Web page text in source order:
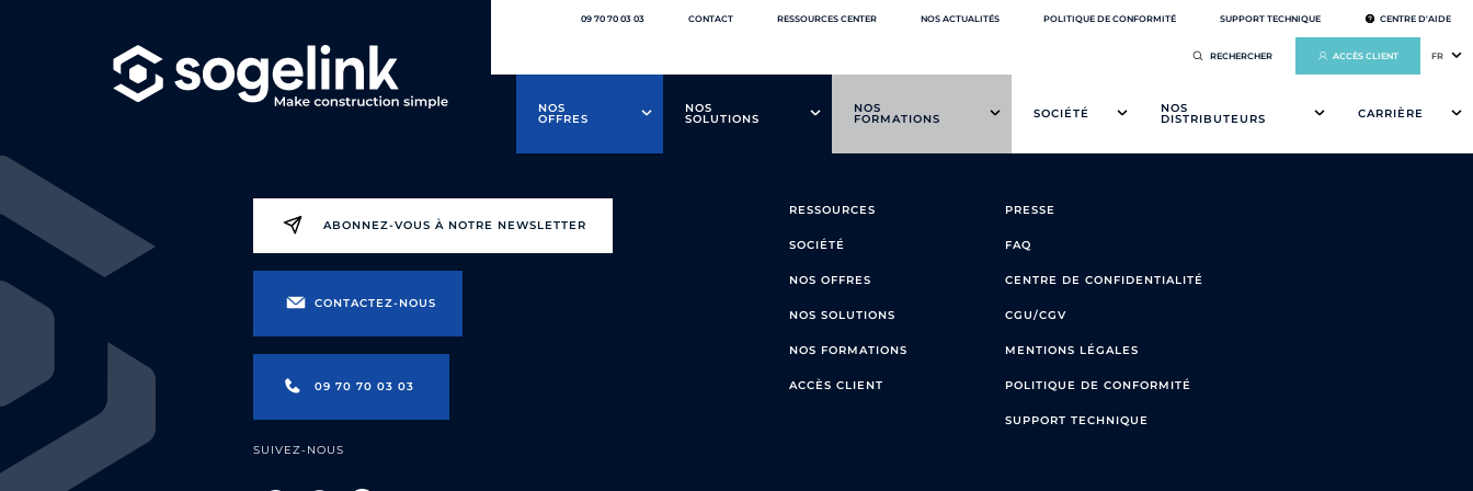
09 70 70 03 03 CONTACT RESSOURCES CENTER NOS ACTUALITÉS POLITIQUE DE CONFORMITÉ SUPPORT TECHNIQUE CENTRE D'AIDE
ACCÈS CLIENT FR
NOS
OFFRES
NOS
SOLUTIONS
NOS
FORMATIONS SOCIÉTÉ NOS
DISTRIBUTEURS CARRIÈRE
ABONNEZ-VOUS À NOTRE NEWSLETTER
CONTACTEZ-NOUS
09 70 70 03 03
SUIVEZ-NOUS
RESSOURCES
SOCIÉTÉ
NOS OFFRES
NOS SOLUTIONS
NOS FORMATIONS
ACCÈS CLIENT
PRESSE
FAQ
CENTRE DE CONFIDENTIALITÉ
CGU/CGV
MENTIONS LÉGALES
POLITIQUE DE CONFORMITÉ
SUPPORT TECHNIQUE